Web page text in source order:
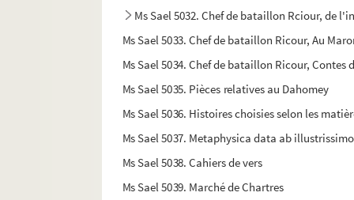
Ms Sael 5032. Chef de bataillon Rciour, de
Ms Sael 5033. Chef de bataillon Ricour, Au
Ms Sael 5034. Chef de bataillon Ricour,
Ms Sael 5035. Pièces relatives au Dahomey
Ms Sael 5036. Histoires choisies selon les
Ms Sael 5037. Metaphysica data ab
Ms Sael 5038. Cahiers de vers
Ms Sael 5039. Marché de Chartres